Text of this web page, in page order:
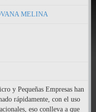
MELINA
y Pequeñas Empresas han
rápidamente, con el uso
eso conlleva a que